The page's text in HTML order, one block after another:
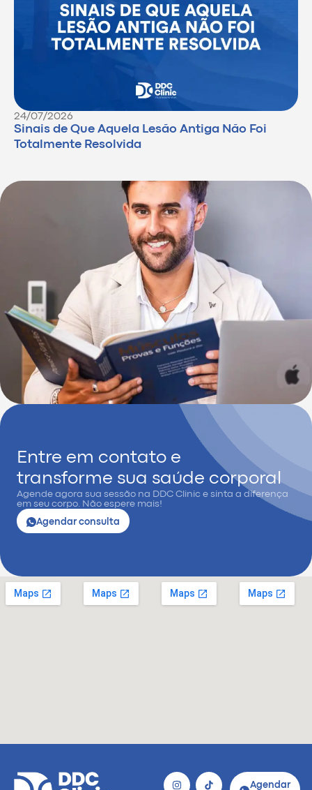
24/07/2026
Sinais de Que Aquela Lesão Antiga Não Foi
Totalmente Resolvida
Entre em contato e
transforme sua saúde corporal
Agende agora sua sessão na DDC Clinic e sinta a diferença
em seu corpo. Não espere mais!
Agendar consulta
Agendar